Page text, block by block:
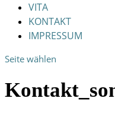
VITA
KONTAKT
IMPRESSUM
Seite wählen